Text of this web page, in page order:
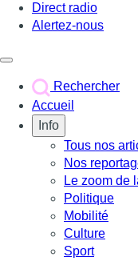
Direct radio
Alertez-nous
Rechercher
Accueil
Info
Tous nos
Nos
Le zoom de
Politique
Mobilité
Culture
Sport